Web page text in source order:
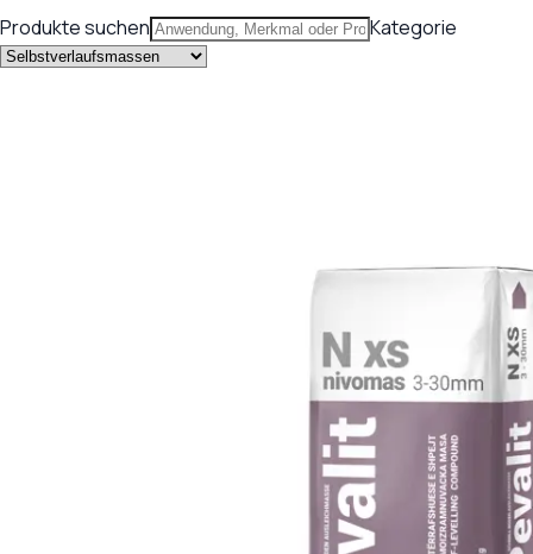
Produkte suchen
Kategorie